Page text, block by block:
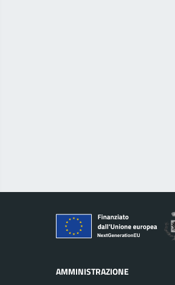
AMMINISTRAZIONE